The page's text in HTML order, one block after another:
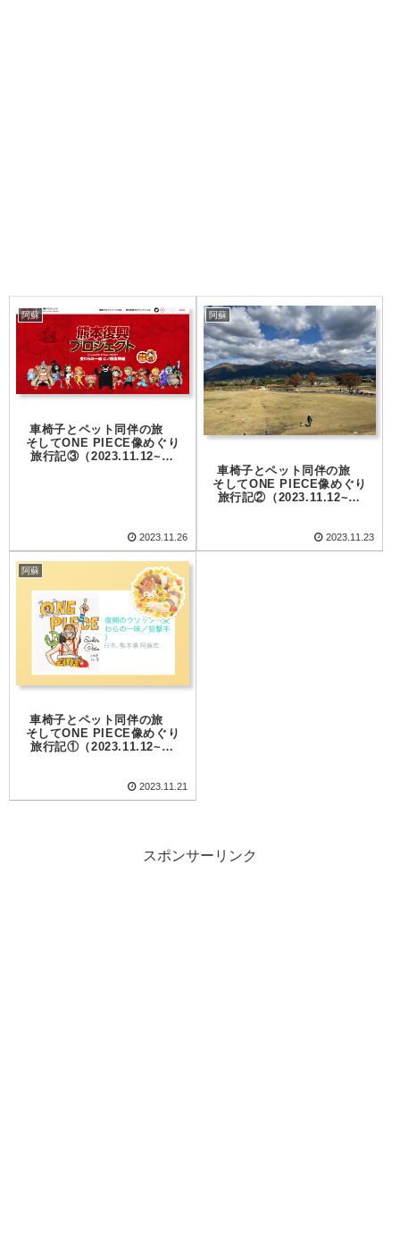
阿蘇
車椅子とペット同伴の旅
そしてONE PIECE像めぐり
旅行記③（2023.11.12~14
2023.11.26
阿蘇
車椅子とペット同伴の旅
そしてONE PIECE像めぐり
旅行記②（2023.11.12~14
2023.11.23
阿蘇
車椅子とペット同伴の旅
そしてONE PIECE像めぐり
旅行記①（2023.11.12~14
2023.11.21
スポンサーリンク